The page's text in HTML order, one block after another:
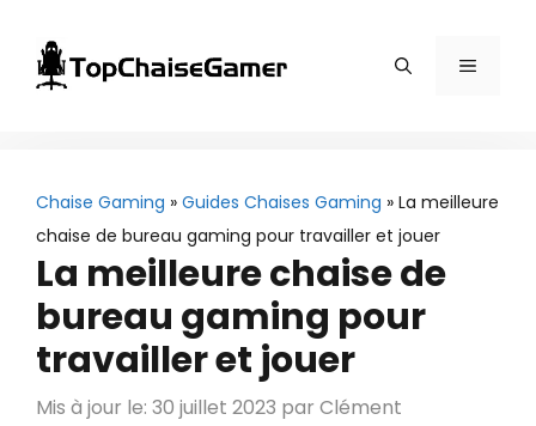
contenu
Menu
Chaise Gaming » Guides Chaises Gaming » La meilleure
chaise de bureau gaming pour travailler et jouer
La meilleure chaise de
bureau gaming pour
travailler et jouer
Mis à jour le: 30 juillet 2023 par Clément